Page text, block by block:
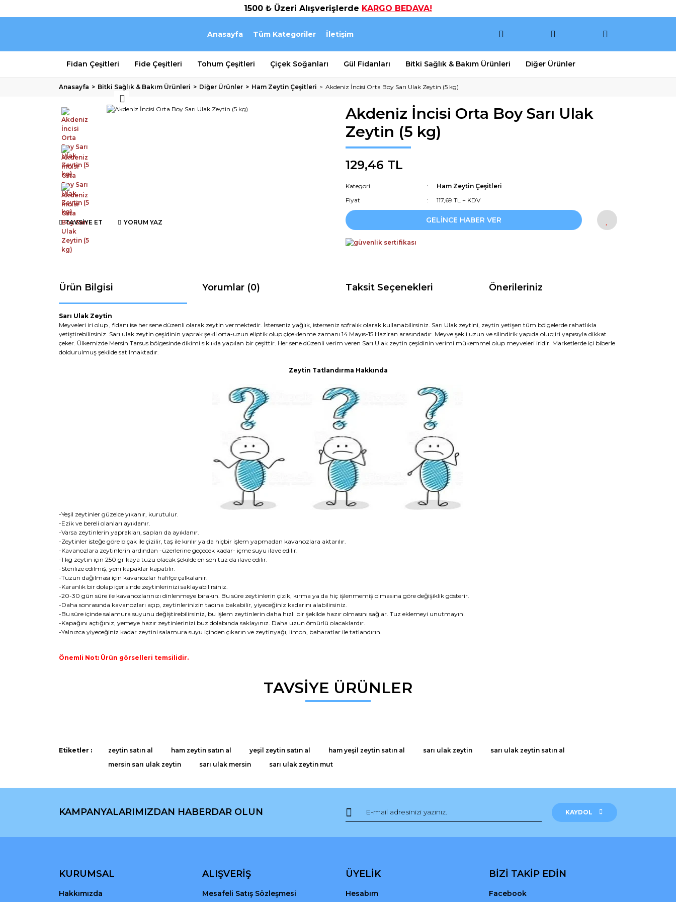
1500 ₺ Üzeri Alışverişlerde KARGO BEDAVA!
Anasayfa Tüm Kategoriler İletişim
Fidan Çeşitleri Fide Çeşitleri Tohum Çeşitleri Çiçek Soğanları Gül Fidanları Bitki Sağlık & Bakım Ürünleri Diğer Ürünler
Anasayfa Bitki Sağlık & Bakım Ürünleri Diğer Ürünler Ham Zeytin Çeşitleri Akdeniz İncisi Orta Boy Sarı Ulak Zeytin (5 kg)
TAVSİYE ET YORUM YAZ
Akdeniz İncisi Orta Boy Sarı Ulak
Zeytin (5 kg)
129,46 TL
Kategori
Ham Zeytin Çeşitleri
Fiyat
117,69 TL + KDV
GELİNCE HABER VER
Ürün Bilgisi Yorumlar (0) Taksit Seçenekleri Önerileriniz
Sarı Ulak Zeytin
Meyveleri iri olup , fidanı ise her sene düzenli olarak zeytin vermektedir. İsterseniz yağlık, isterseniz sofralık olarak kullanabilirsiniz. Sarı Ulak zeytini, zeytin yetişen tüm bölgelerde rahatlıkla
yetiştirebilirsiniz. Sarı ulak zeytin çeşidinin yaprak şekli orta-uzun eliptik olup çiçeklenme zamanı 14 Mayıs-15 Haziran arasındadır. Meyve şekli uzun ve silindirik yapıda olup;iri yapısıyla dikkat
çeker. Ülkemizde Mersin Tarsus bölgesinde dikimi sıklıkla yapılan bir çeşittir. Her sene düzenli verim veren Sarı Ulak zeytin çeşidinin verimi mükemmel olup meyveleri iridir. Marketlerde içi biberle
doldurulmuş şekilde satılmaktadır.
Zeytin Tatlandırma Hakkında
-Yeşil zeytinler güzelce yıkanır, kurutulur.
-Ezik ve bereli olanları ayıklanır.
-Varsa zeytinlerin yaprakları, sapları da ayıklanır.
-Zeytinler isteğe göre bıçak ile çizilir, taş ile kırılır ya da hiçbir işlem yapmadan kavanozlara aktarılır.
-Kavanozlara zeytinlerin ardından -üzerlerine geçecek kadar- içme suyu ilave edilir.
-1 kg zeytin için 250 gr kaya tuzu olacak şekilde en son tuz da ilave edilir.
-Sterilize edilmiş, yeni kapaklar kapatılır.
-Tuzun dağılması için kavanozlar hafifçe çalkalanır.
-Karanlık bir dolap içerisinde zeytinlerinizi saklayabilirsiniz.
-20-30 gün süre ile kavanozlarınızı dinlenmeye bırakın. Bu süre zeytinlerin çizik, kırma ya da hiç işlenmemiş olmasına göre değişiklik gösterir.
-Daha sonrasında kavanozları açıp, zeytinlerinizin tadına bakabilir, yiyeceğiniz kadarını alabilirsiniz.
-Bu süre içinde salamura suyunu değiştirebilirsiniz, bu işlem zeytinlerin daha hızlı bir şekilde hazır olmasını sağlar. Tuz eklemeyi unutmayın!
-Kapağını açtığınız, yemeye hazır zeytinlerinizi buz dolabında saklayınız. Daha uzun ömürlü olacaklardır.
-Yalnızca yiyeceğiniz kadar zeytini salamura suyu içinden çıkarın ve zeytinyağı, limon, baharatlar ile tatlandırın.
Önemli Not: Ürün görselleri temsilidir.
Bu ürüne ilk yorumu siz yapın!
Bu ürünün fiyat bilgisi, resim, ürün açıklamalarında ve diğer konularda yetersiz gördüğünüz noktaları öneri formunu kullanarak tarafımıza iletebilirsiniz.
Gönder
TAVSİYE ÜRÜNLER
Etiketler : zeytin satın al ham zeytin satın al yeşil zeytin satın al ham yeşil zeytin satın al sarı ulak zeytin
sarı ulak zeytin satın al
mersin sarı ulak zeytin
sarı ulak mersin sarı ulak zeytin mut
KAMPANYALARIMIZDAN HABERDAR OLUN KAYDOL
KURUMSAL
Hakkımızda
ALIŞVERİŞ
Mesafeli Satış Sözleşmesi
ÜYELİK
Hesabım
BİZİ TAKİP EDİN
Facebook